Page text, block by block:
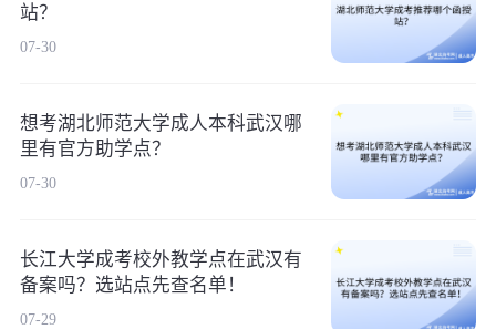
站？
07-30
想考湖北师范大学成人本科武汉哪
里有官方助学点？
07-30
长江大学成考校外教学点在武汉有
备案吗？选站点先查名单！
07-29